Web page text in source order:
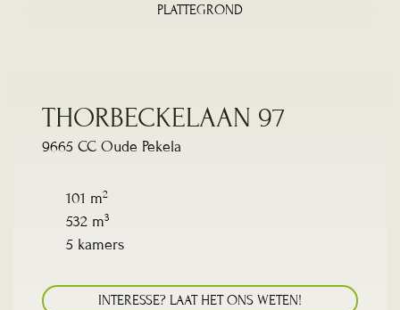
PLATTEGROND
THORBECKELAAN 97
9665 CC Oude Pekela
101 m2
532 m3
5 kamers
INTERESSE? LAAT HET ONS WETEN!